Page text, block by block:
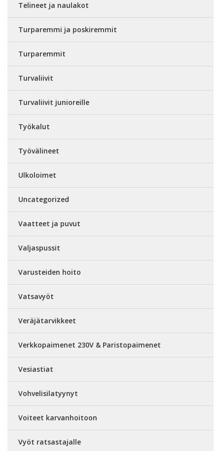
Telineet ja naulakot
Turparemmi ja poskiremmit
Turparemmit
Turvaliivit
Turvaliivit junioreille
Työkalut
Työvälineet
Ulkoloimet
Uncategorized
Vaatteet ja puvut
Valjaspussit
Varusteiden hoito
Vatsavyöt
Veräjätarvikkeet
Verkkopaimenet 230V & Paristopaimenet
Vesiastiat
Vohvelisilatyynyt
Voiteet karvanhoitoon
Vyöt ratsastajalle